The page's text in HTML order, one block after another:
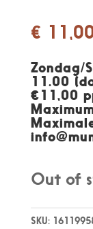
€
Zondag/
11.00
€11,00
Out of
SKU: